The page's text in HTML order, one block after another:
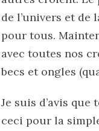
de l’univers et de
pour tous.
avec toutes nos
becs et ongles
Je suis d’avis
ceci pour la